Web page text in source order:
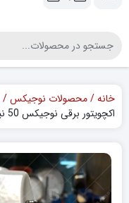
خانه محصولات نوجیکس
اکچویتور برقی نوجیکس 50 نیوتن‌ ON/OFF